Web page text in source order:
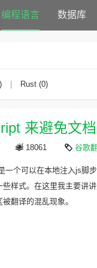
编程语言 数据库
Rust (0)
来避免文
18061 谷歌
一个可以在本地注入js脚
样式。在这里我主要讲
翻译的混乱现象。